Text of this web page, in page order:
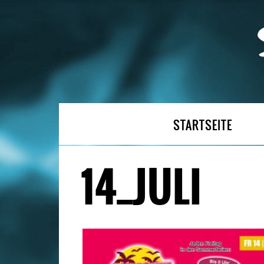
STARTSEITE
14_JULI